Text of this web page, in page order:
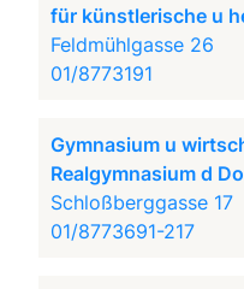
für künstlerische u
Feldmühlgasse 26
01/8773191
Gymnasium u
Realgymnasium d
Schloßberggasse 17
01/8773691-217